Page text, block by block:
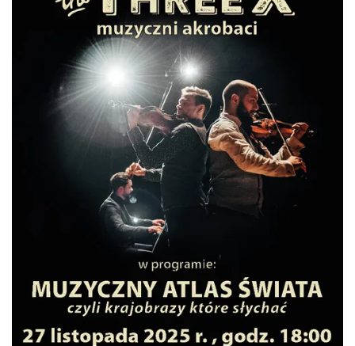
Mozaika Folkloru II – Spotkanie trzech
0.00 km
LOVE SONGS-historie miłosne zapisane w